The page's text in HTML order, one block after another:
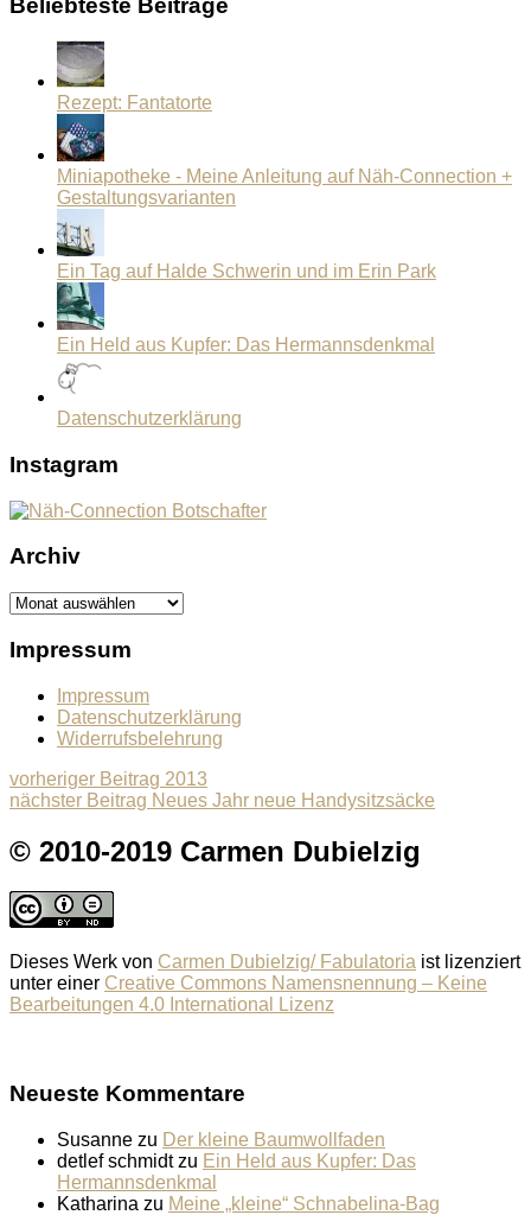
Rezept: Fantatorte
Miniapotheke - Meine Anleitung auf Näh-Connection +
Gestaltungsvarianten
Ein Tag auf Halde Schwerin und im Erin Park
Ein Held aus Kupfer: Das Hermannsdenkmal
Datenschutzerklärung
Instagram
Archiv
Archiv
Impressum
Impressum
Datenschutzerklärung
Widerrufsbelehrung
Beitragsnavigation
vorheriger Beitrag Previous
post:
2013
nächster Beitrag Next
Neues Jahr neue Handysitzsäcke
© 2010-2019 Carmen Dubielzig
Dieses Werk von Carmen Dubielzig/ Fabulatoria ist lizenziert
unter einer Creative Commons Namensnennung – Keine
Bearbeitungen 4.0 International Lizenz
Neueste Kommentare
Susanne zu Der kleine Baumwollfaden
detlef schmidtzu Ein Held aus Kupfer: Das
Hermannsdenkmal
Katharina zu Meine „kleine“ Schnabelina-Bag